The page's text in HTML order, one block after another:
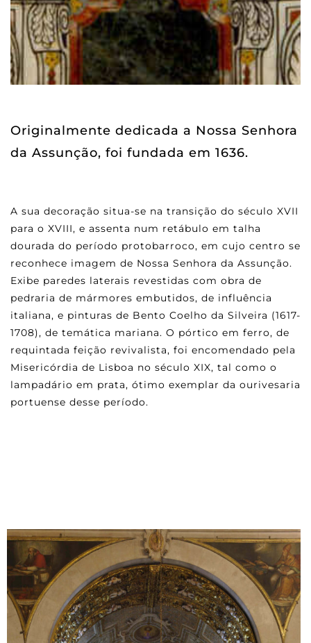
Originalmente dedicada a Nossa Senhora
da Assunção, foi fundada em 1636.
A sua decoração situa-se na transição do século XVII
para o XVIII, e assenta num retábulo em talha
dourada do período protobarroco, em cujo centro se
reconhece imagem de Nossa Senhora da Assunção.
Exibe paredes laterais revestidas com obra de
pedraria de mármores embutidos, de influência
italiana, e pinturas de Bento Coelho da Silveira (1617-
1708), de temática mariana. O pórtico em ferro, de
requintada feição revivalista, foi encomendado pela
Misericórdia de Lisboa no século XIX, tal como o
lampadário em prata, ótimo exemplar da ourivesaria
portuense desse período.